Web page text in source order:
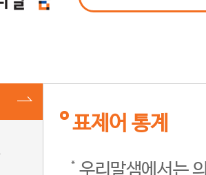
표제어 통계
우리말샘에서는